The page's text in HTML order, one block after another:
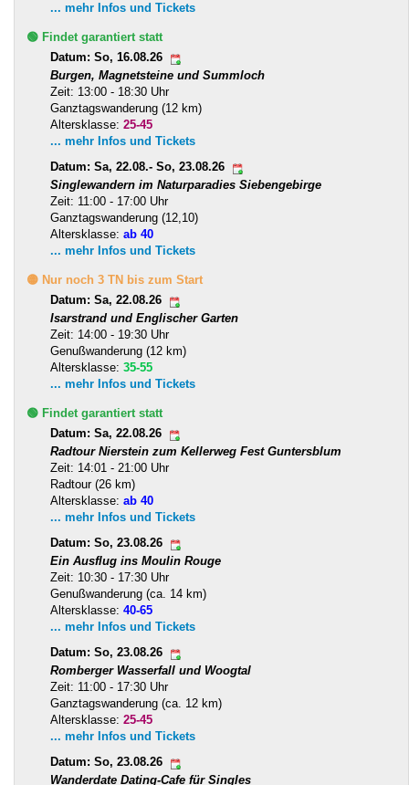
... mehr Infos und Tickets
🟢 Findet garantiert statt
Datum: So, 16.08.26
Burgen, Magnetsteine und Summloch
Zeit: 13:00 - 18:30 Uhr
Ganztagswanderung (12 km)
Altersklasse: 25-45
... mehr Infos und Tickets
Datum: Sa, 22.08.- So, 23.08.26
Singlewandern im Naturparadies Siebengebirge
Zeit: 11:00 - 17:00 Uhr
Ganztagswanderung (12,10)
Altersklasse: ab 40
... mehr Infos und Tickets
🟡 Nur noch 3 TN bis zum Start
Datum: Sa, 22.08.26
Isarstrand und Englischer Garten
Zeit: 14:00 - 19:30 Uhr
Genußwanderung (12 km)
Altersklasse: 35-55
... mehr Infos und Tickets
🟢 Findet garantiert statt
Datum: Sa, 22.08.26
Radtour Nierstein zum Kellerweg Fest Guntersblum
Zeit: 14:01 - 21:00 Uhr
Radtour (26 km)
Altersklasse: ab 40
... mehr Infos und Tickets
Datum: So, 23.08.26
Ein Ausflug ins Moulin Rouge
Zeit: 10:30 - 17:30 Uhr
Genußwanderung (ca. 14 km)
Altersklasse: 40-65
... mehr Infos und Tickets
Datum: So, 23.08.26
Romberger Wasserfall und Woogtal
Zeit: 11:00 - 17:30 Uhr
Ganztagswanderung (ca. 12 km)
Altersklasse: 25-45
... mehr Infos und Tickets
Datum: So, 23.08.26
Wanderdate Dating-Cafe für Singles